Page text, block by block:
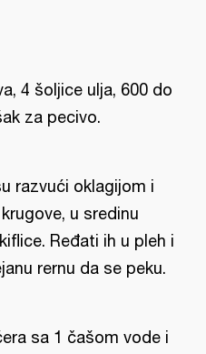
4 šoljice ulja, 600 do
za pecivo.
razvući oklagijom i
u sredinu
Ređati ih u pleh i
rernu da se peku.
sa 1 čašom vode i